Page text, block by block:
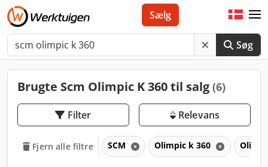
Søg
Sælg
Brugte Scm Olimpic K 360 til salg (6)
Filter Relevans
Fjern alle filtre SCM Olimpic k 360